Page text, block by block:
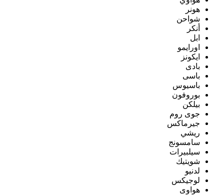
هونر
شواحن
أنكر
ابل
اورايمو
ايكونز
بادى
باسى
باسيوس
بوروفون
بيلكن
جوى روم
جيرماكس
ريشي
سامسونج
سيلبيرات
شويتيك
لدنيو
لوجيكس
هواوى